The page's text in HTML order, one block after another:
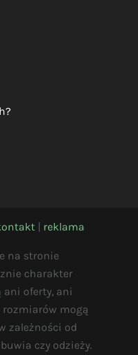
reklama
na stronie
charakter
oferty, ani
rozmiarów mogą
zależności od
czy odzieży.